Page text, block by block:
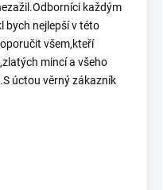
každým
bych nejlepší v této
všem,kteří
mincí a všeho
úctou věrný zákazník